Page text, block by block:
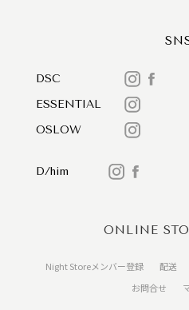
DSC
ESSENTIAL
OSLOW
D/him
ONLINE
Night Storeメンバー登録 配送
お問合せ